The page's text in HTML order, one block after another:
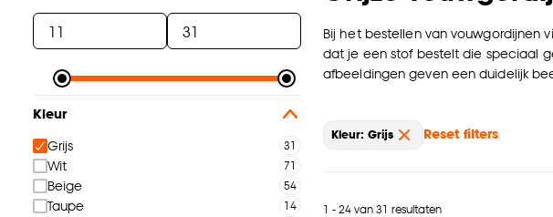
Kleur
Grijs
Wit
Beige
Taupe
Bij het bestellen van vouwgordijnen
dat je een stof bestelt die speciaal
afbeeldingen geven een duidelijk
Kleur: Grijs Reset filters
1 - 24 van 31 resultaten